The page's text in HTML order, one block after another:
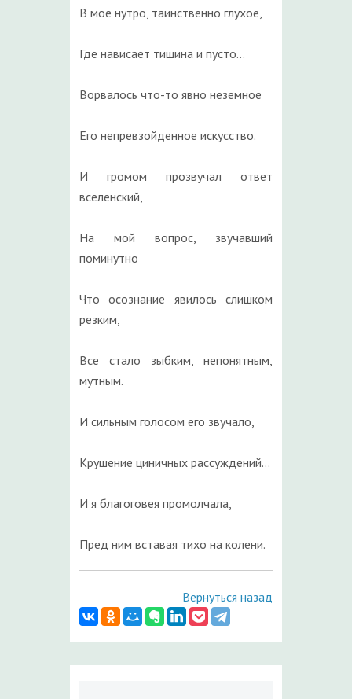
В мое нутро, таинственно глухое,
Где нависает тишина и пусто…
Ворвалось что-то явно неземное
Его непревзойденное искусство.
И громом прозвучал ответ
вселенский,
На мой вопрос, звучавший
поминутно
Что осознание явилось слишком
резким,
Все стало зыбким, непонятным,
мутным.
И сильным голосом его звучало,
Крушение циничных рассуждений…
И я благоговея промолчала,
Пред ним вставая тихо на колени.
Вернуться назад